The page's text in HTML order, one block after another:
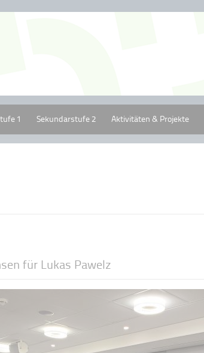
1 Sekundarstufe 2 Aktivitäten & Projekte
für Lukas Pawelz